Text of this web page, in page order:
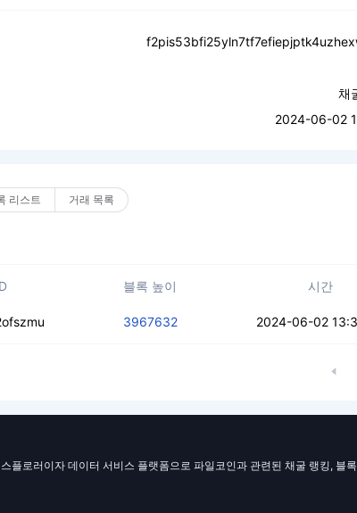
채
2024-06-02
리스트 거래 목록
블록 높이 시간
3967632 2024-06-02
플로러이자 데이터 서비스 플랫폼으로 파일코인과 관련된 채굴 랭킹, 블